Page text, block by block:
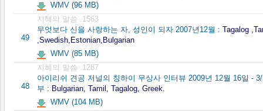
WMV (96 MB)
49
지혜의 말씀 .1563
무엇보다 신을 사랑하는 자, 성인이 되자 2007년12월 : Tagalog
,Swedish,Estonian,Bulgarian
WMV (85 MB)
48
지혜의 말씀 .1287
아이리쉬 견공 저널의 칭하이 무상사 인터뷰 2009년 12월 16일 -
부 : Bulgarian, Tamil, Tagalog, Greek.
WMV (104 MB)